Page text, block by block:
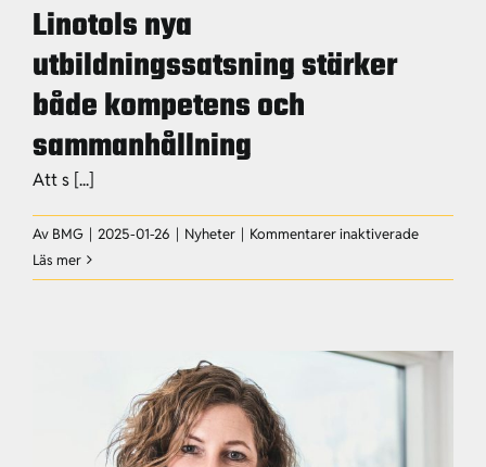
Linotols nya
utbildningssatsning stärker
både kompetens och
sammanhållning
Att s [...]
Av BMG | 2025-01-26 | Nyheter | Kommentarer inaktiveradeför
nya
både
Läs mer